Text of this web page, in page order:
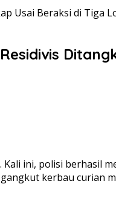
Usai Beraksi di Tiga
ini, polisi berhasil
kerbau curian